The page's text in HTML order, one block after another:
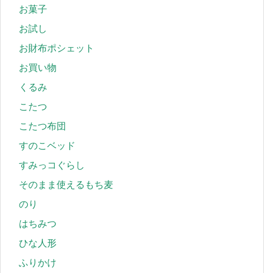
お菓子
お試し
お財布ポシェット
お買い物
くるみ
こたつ
こたつ布団
すのこベッド
すみっコぐらし
そのまま使えるもち麦
のり
はちみつ
ひな人形
ふりかけ